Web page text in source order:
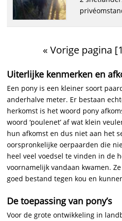
« Vorige pagina
Uiterlijke kenmerken en
Een pony is een kleiner soort
anderhalve meter. Er bestaan
herkomst is het woord pony
woord ‘poulenet’ af wat klein
hun afkomst en dus niet aan het
oorspronkelijke oerpaarden die
heel veel voedsel te vinden in de
voornamelijk vandaan kwamen.
goed bestand tegen kou en
De toepassing van pony’s
Voor de grote ontwikkeling in